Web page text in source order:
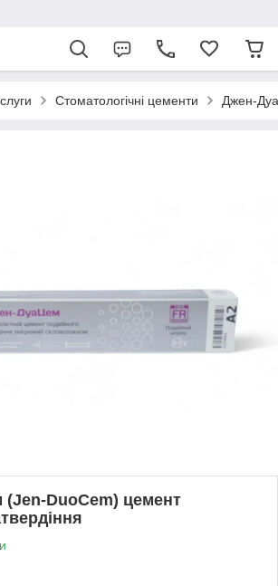
Стоматологічні цементи Джен-
DuoCem) цемент